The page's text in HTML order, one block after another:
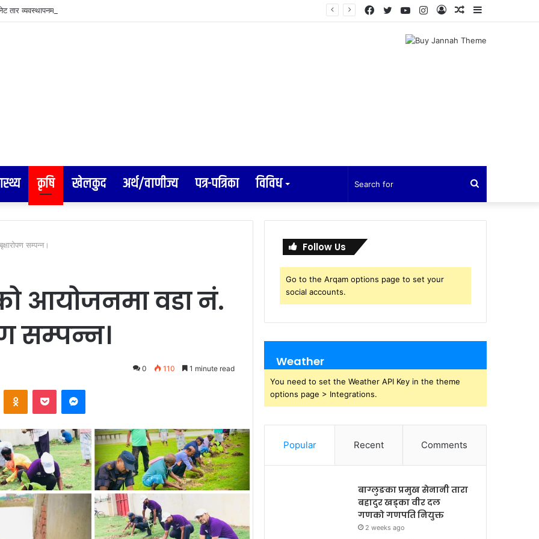
तार व्यवस्थापनमा वीरगञ्ज महानगरको कडा कदम: सोमबार पुनः बृहत् छलफल हुने
Random
Log
Instagram
YouTube
Twitter
Facebook
कृषि खेलकुद अर्थ/वाणीज्य पत्र-पत्रिका विविध
for
सम्पन्न।
आयोजनमा वडा नं.
सम्पन्न।
0 110 1 minute read
Follow Us
Go to the Arqam options page to set your
social accounts.
Weather
You need to set the Weather API Key in the theme
options page > Integrations.
Popular Recent Comments
बाग्लुङका प्रमुख सेनानी तारा
बहादुर खड्का वीर दल
गणको गणपति नियुक्त
2 weeks ago